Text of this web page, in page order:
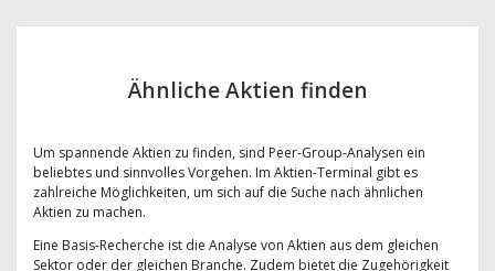
Ähnliche Aktien finden
Um spannende Aktien zu finden, sind Peer-Group-Analysen ein
beliebtes und sinnvolles Vorgehen. Im Aktien-Terminal gibt es
zahlreiche Möglichkeiten, um sich auf die Suche nach ähnlichen
Aktien zu machen.
Eine Basis-Recherche ist die Analyse von Aktien aus dem gleichen
Sektor oder der gleichen Branche. Zudem bietet die Zugehörigkeit